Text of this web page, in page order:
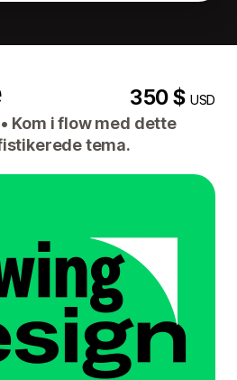
350 $USD
• Kom i flow med dette
tema.